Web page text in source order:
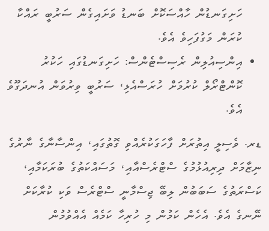
ހަށިގަނޑުން ހާއްސަކޮށް ބަނޑު ވަށައިގެން ސަރުބީ ރައްކާ
ކުރަން މަގުފަހިވެ އެވެ.
އިންސިއުލިން ރެސިސްޓެންސް: ހަށިގަނޑުގައި ހަކުރު
ކޮންޓްރޯލް ކުރުމަށް ހުރަސްއެޅި، ސަރުބީ ވިރުވަން އުނދަގޫވެ
އެވެ.
ޑރ. ވެސިލީ އިތުރަށް ފާހަގަކުރެއްވި ގޮތުގައި، އިންސާނާގެ ނާރުގެ
ނިޒާމަށް ދިރިއުޅުމުގެ ސްޓްރެސްއާއި، މަސައްކަތުގެ ބުރަކަމާއި،
ކަސްރަތުގެ ސަބަބުން ލިބޭ ޖިސްމާނީ ސްޓްރެސް ވަކި ކުރާކަށް
ނޭނގެ އެވެ. އެހެން ކަމުން މި ހުރިހާ ކަމެއް އެއްވުމުން